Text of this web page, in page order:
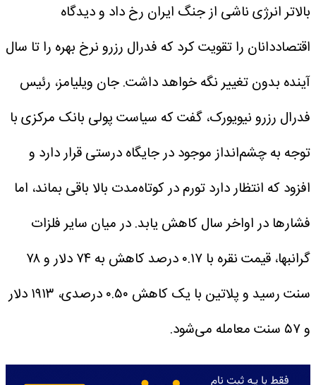
بالاتر انرژی ناشی از جنگ ایران رخ داد و دیدگاه
اقتصاددانان را تقویت کرد که فدرال رزرو نرخ بهره را تا سال
آینده بدون تغییر نگه خواهد داشت.جان ویلیامز، رئیس
فدرال رزرو نیویورک، گفت که سیاست پولی بانک مرکزی با
توجه به چشم‌انداز موجود در جایگاه درستی قرار دارد و
افزود که انتظار دارد تورم در کوتاه‌مدت بالا باقی بماند، اما
فشار‌ها در اواخر سال کاهش یابد.در میان سایر فلزات
گرانبها، قیمت نقره با ۰.۱۷ درصد کاهش به ۷۴ دلار و ۷۸
سنت رسید و پلاتین با یک کاهش ۰.۵۰ درصدی، ۱۹۱۳ دلار
و ۵۷ سنت معامله می‌شود.